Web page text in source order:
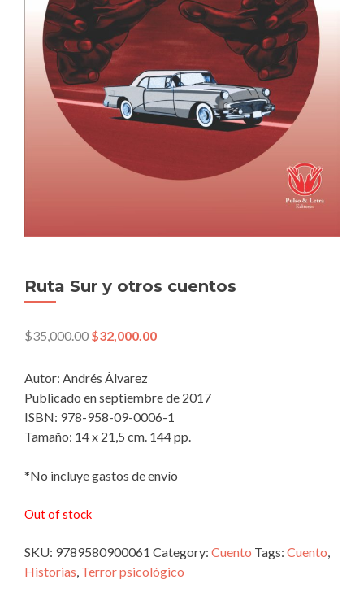
Ruta Sur y otros cuentos
$35,000.00 $32,000.00
Autor: Andrés Álvarez
Publicado en septiembre de 2017
ISBN: 978-958-09-0006-1
Tamaño: 14 x 21,5 cm. 144 pp.
*No incluye gastos de envío
Out of stock
SKU: 9789580900061 Category: Cuento Tags: Cuento,
Historias, Terror psicológico